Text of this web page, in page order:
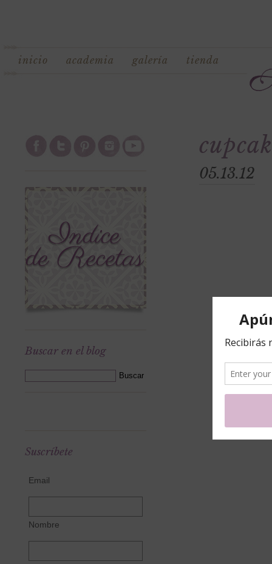
inicio academia galería tienda
Buscar en el blog
Suscríbete
Email
Nombre
05.13.12